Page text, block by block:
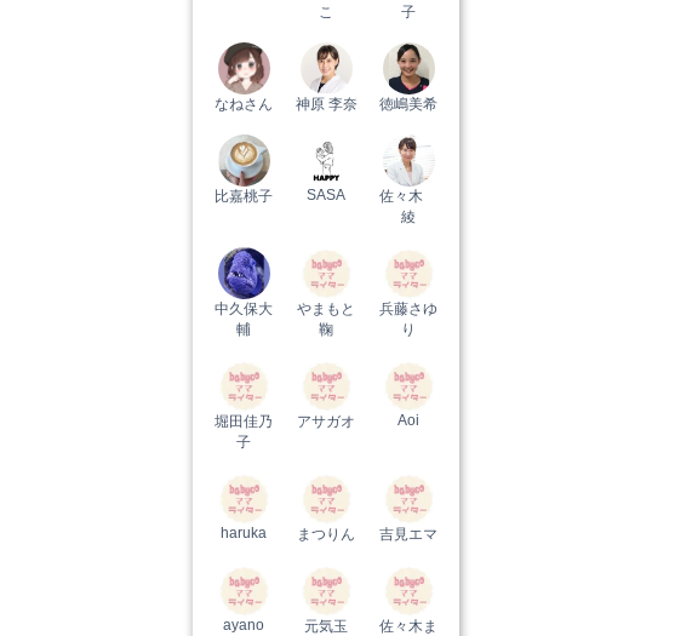
こ
子
なねさん 神原 李奈 徳嶋美希
比嘉桃子 SASA
佐々木
綾
中久保大
輔
やまもと
鞠
兵藤さゆ
り
堀田佳乃
子
アサガオ Aoi
haruka まつりん 吉見エマ
ayano 元気玉
佐々木ま